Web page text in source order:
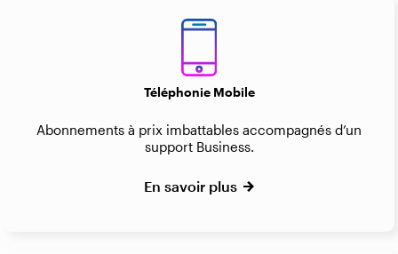
Téléphonie Mobile
Abonnements à prix imbattables accompagnés d’un
support Business.
En savoir plus